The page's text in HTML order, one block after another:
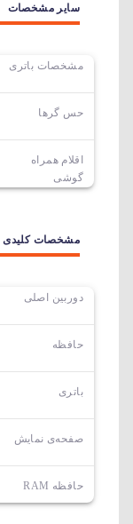
سایر مشخصات
مشخصات باتری
حس گرها
اقلام همراه
گوشی
مشخصات کلیدی
دوربین اصلی
حافظه
باتری
صفحه‌ی نمایش
حافظه RAM